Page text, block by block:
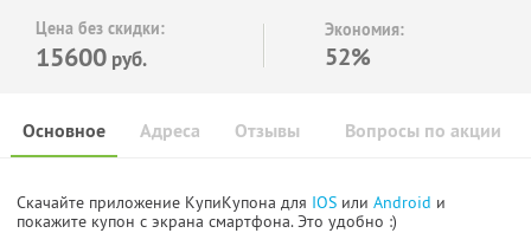
Цена без скидки:
15600 руб.
Экономия:
52%
Основное Отзывы Вопросы по акции
Адреса
Скачайте приложение КупиКупона для IOS или Android и
покажите купон с экрана смартфона. Это удобно :)